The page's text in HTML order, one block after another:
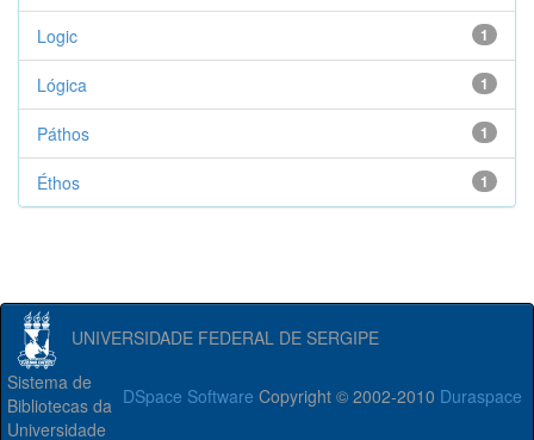
1
Logic
1
Lógica
1
Páthos
1
Éthos
UNIVERSIDADE FEDERAL DE SERGIPE
DSpace Software Copyright © 2002-2010 Duraspace
Sistema de
Bibliotecas da
Universidade